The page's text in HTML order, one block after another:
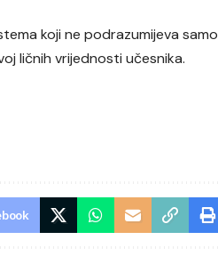
koji ne podrazumijeva samo
ličnih vrijednosti učesnika.